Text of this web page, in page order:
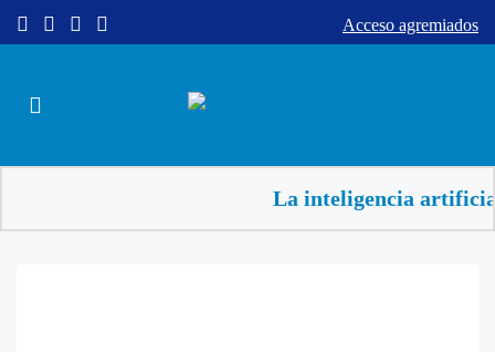
Acceso agremiados
La inteligencia